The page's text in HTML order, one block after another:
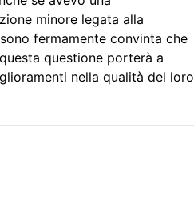
minore legata alla
fermamente convinta che
questione porterà a
nella qualità del loro